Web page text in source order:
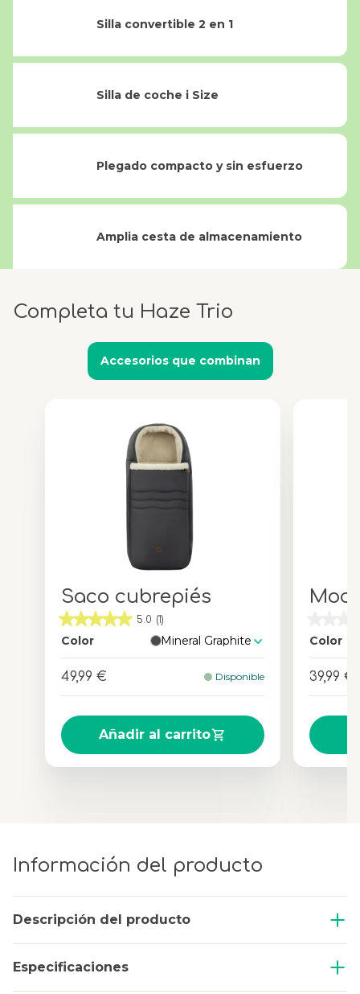
Información del producto
Descripción del producto
Especificaciones
Silla convertible 2 en 1
Silla de coche i Size
Plegado compacto y sin esfuerzo
Amplia cesta de almacenamiento
Completa tu Haze Trio
Accesorios que combinan
Saco cubrepiés
5.0 (1)
Color Mineral Graphite
49,99 € Disponible
Añadir al carrito
Color
39,99 €